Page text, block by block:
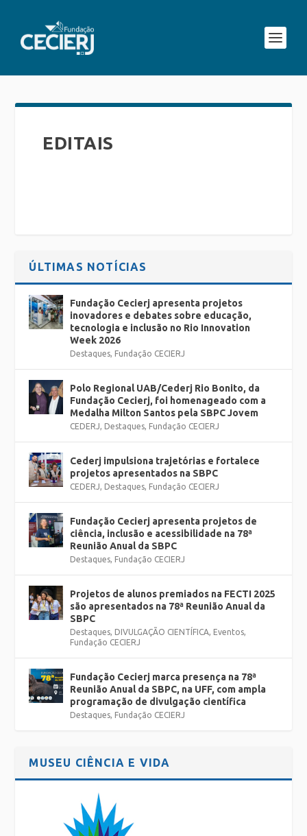
EDITAIS
ÚLTIMAS NOTÍCIAS
Fundação Cecierj apresenta projetos
inovadores e debates sobre educação,
tecnologia e inclusão no Rio Innovation
Week 2026
Destaques, Fundação CECIERJ
Polo Regional UAB/Cederj Rio Bonito, da
Fundação Cecierj, foi homenageado com a
Medalha Milton Santos pela SBPC Jovem
CEDERJ, Destaques, Fundação CECIERJ
Cederj impulsiona trajetórias e fortalece
projetos apresentados na SBPC
CEDERJ, Destaques, Fundação CECIERJ
Fundação Cecierj apresenta projetos de
ciência, inclusão e acessibilidade na 78ª
Reunião Anual da SBPC
Destaques, Fundação CECIERJ
Projetos de alunos premiados na FECTI 2025
são apresentados na 78ª Reunião Anual da
SBPC
Destaques, DIVULGAÇÃO CIENTÍFICA, Eventos,
Fundação CECIERJ
Fundação Cecierj marca presença na 78ª
Reunião Anual da SBPC, na UFF, com ampla
programação de divulgação científica
Destaques, Fundação CECIERJ
MUSEU CIÊNCIA E VIDA